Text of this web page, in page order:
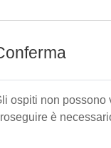
ospiti non possono
è